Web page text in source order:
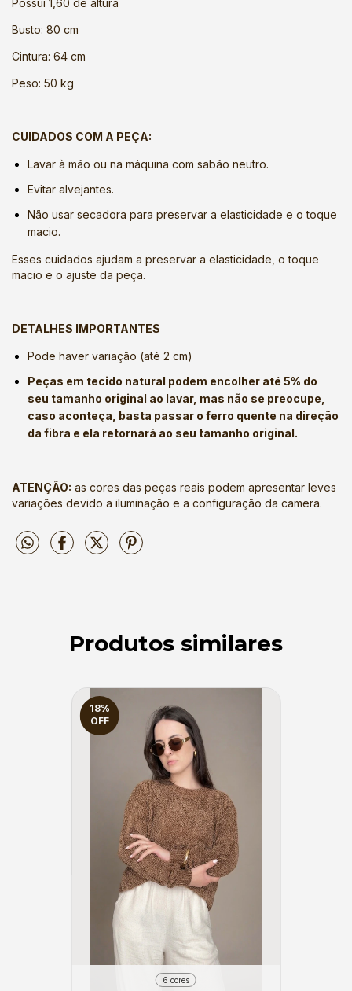
Busto: 80 cm
Cintura: 64 cm
Peso: 50 kg
CUIDADOS COM A PEÇA:
Lavar à mão ou na máquina com sabão neutro.
Evitar alvejantes.
Não usar secadora para preservar a elasticidade e o toque
macio.
Esses cuidados ajudam a preservar a elasticidade, o toque
macio e o ajuste da peça.
DETALHES IMPORTANTES
Pode haver variação (até 2 cm)
Peças em tecido natural podem encolher até 5% do
seu tamanho original ao lavar, mas não se preocupe,
caso aconteça, basta passar o ferro quente na direção
da fibra e ela retornará ao seu tamanho original.
ATENÇÃO: as cores das peças reais podem apresentar leves
variações devido a iluminação e a configuração da camera.
Produtos similares
18%
OFF
6 cores